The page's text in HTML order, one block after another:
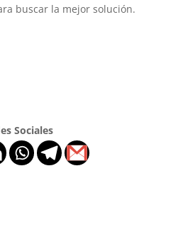
buscar la mejor solución.
Sociales